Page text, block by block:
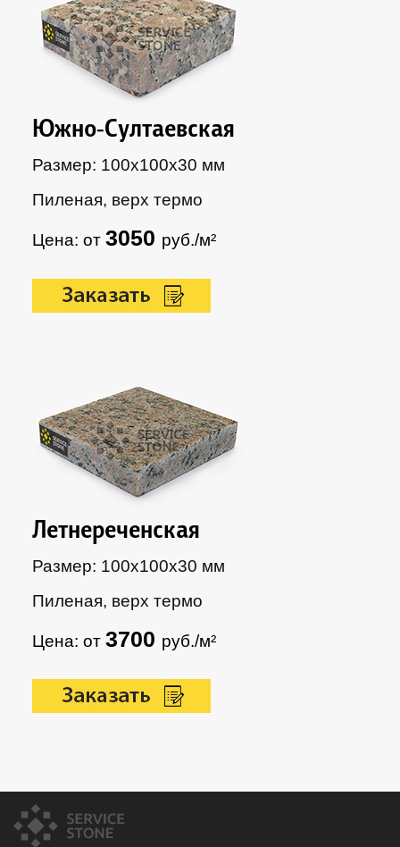
Южно-Султаевская
Размер: 100х100х30 мм
Пиленая, верх термо
Цена: от3050 руб./м²
Летнереченская
Размер: 100х100х30 мм
Пиленая, верх термо
Цена: от3700 руб./м²